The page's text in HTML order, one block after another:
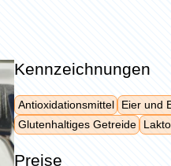
Kennzeichnungen
Antioxidationsmittel Eier und
Glutenhaltiges Getreide
Preise